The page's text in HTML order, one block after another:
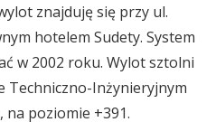
znajduję się przy ul.
hotelem Sudety. System
w 2002 roku. Wylot sztolni
Techniczno-Inżynieryjnym
na poziomie +391.